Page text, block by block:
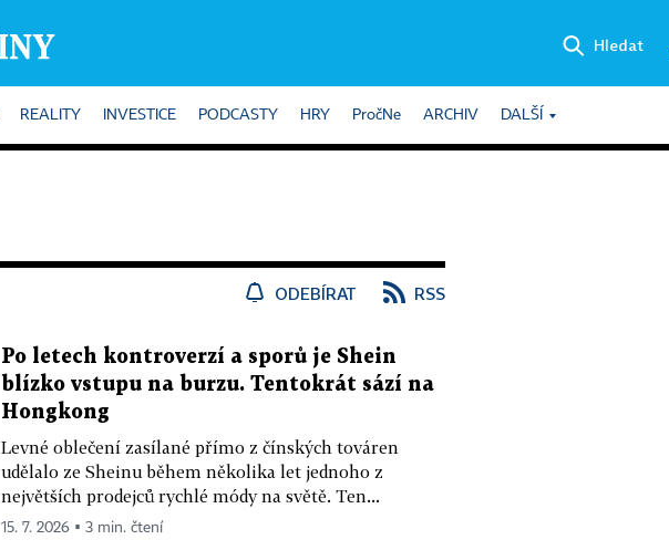
Hledat
REALITY INVESTICE PODCASTY HRY PročNe ARCHIV DALŠÍ
ODEBÍRAT RSS
Po letech kontroverzí a sporů je Shein
blízko vstupu na burzu. Tentokrát sází na
Hongkong
Levné oblečení zasílané přímo z čínských továren
udělalo ze Sheinu během několika let jednoho z
největších prodejců rychlé módy na světě. Ten...
15. 7. 2026 ▪ 3 min. čtení